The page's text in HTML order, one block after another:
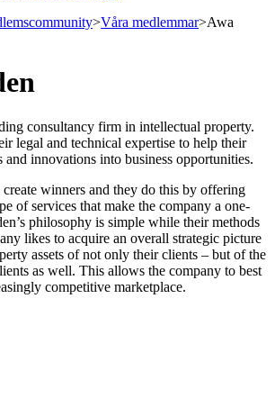
>Våra medlemmar>Awa
consultancy firm in intellectual property.
legal and technical expertise to help their
and innovations into business opportunities.
winners and they do this by offering
of services that make the company a one-
philosophy is simple while their methods
likes to acquire an overall strategic picture
assets of not only their clients – but of the
as well. This allows the company to best
competitive marketplace.